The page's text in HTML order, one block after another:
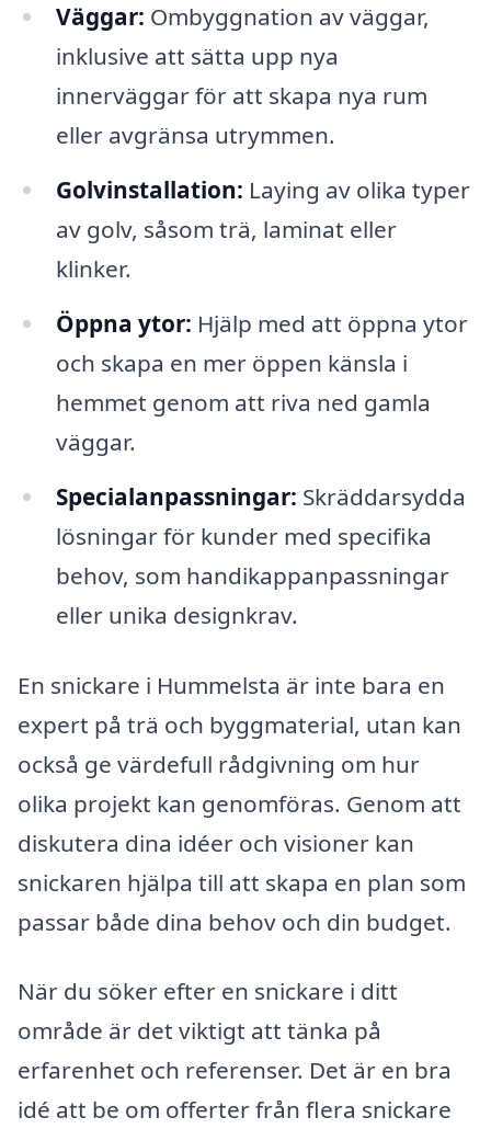
Väggar: Ombyggnation av väggar,
inklusive att sätta upp nya
innerväggar för att skapa nya rum
eller avgränsa utrymmen.
Golvinstallation: Laying av olika typer
av golv, såsom trä, laminat eller
klinker.
Öppna ytor: Hjälp med att öppna ytor
och skapa en mer öppen känsla i
hemmet genom att riva ned gamla
väggar.
Specialanpassningar: Skräddarsydda
lösningar för kunder med specifika
behov, som handikappanpassningar
eller unika designkrav.
En snickare i Hummelsta är inte bara en
expert på trä och byggmaterial, utan kan
också ge värdefull rådgivning om hur
olika projekt kan genomföras. Genom att
diskutera dina idéer och visioner kan
snickaren hjälpa till att skapa en plan som
passar både dina behov och din budget.
När du söker efter en snickare i ditt
område är det viktigt att tänka på
erfarenhet och referenser. Det är en bra
idé att be om offerter från flera snickare